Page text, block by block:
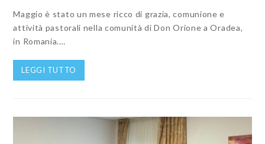
Maggio è stato un mese ricco di grazia, comunione e
attività pastorali nella comunità di Don Orione a Oradea,
in Romania.…
LEGGI TUTTO